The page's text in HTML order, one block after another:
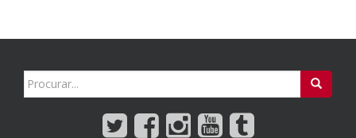
Search